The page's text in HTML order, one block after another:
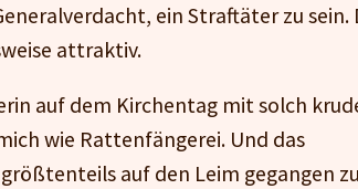
ein Straftäter zu sein.
attraktiv.
auf dem Kirchentag mit solch
wie Rattenfängerei. Und das
auf den Leim gegangen